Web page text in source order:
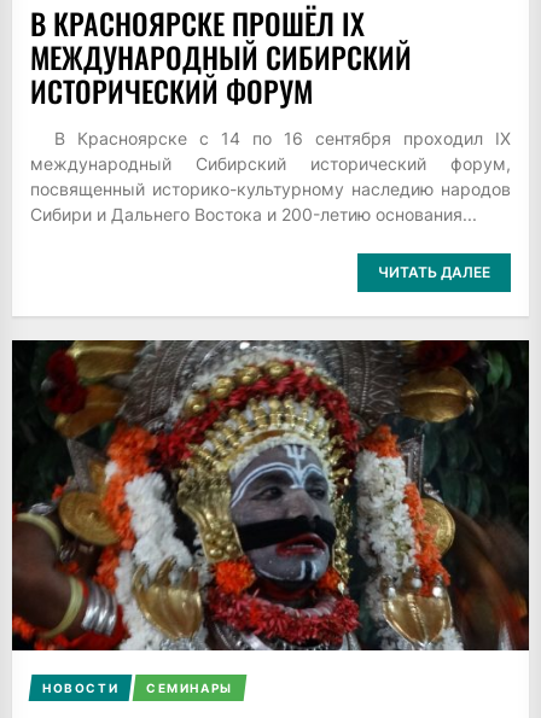
В КРАСНОЯРСКЕ ПРОШЁЛ IX
МЕЖДУНАРОДНЫЙ СИБИРСКИЙ
ИСТОРИЧЕСКИЙ ФОРУМ
В Красноярске с 14 по 16 сентября проходил IX
международный Сибирский исторический форум,
посвященный историко-культурному наследию народов
Сибири и Дальнего Востока и 200-летию основания...
ЧИТАТЬ ДАЛЕЕ
НОВОСТИ СЕМИНАРЫ